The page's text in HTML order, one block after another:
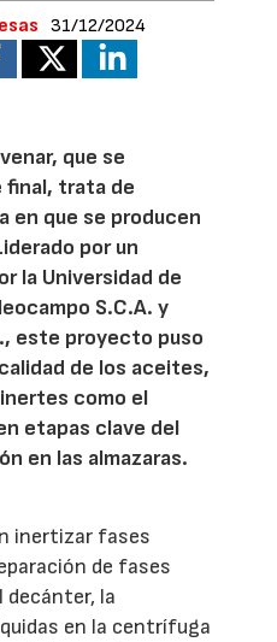
31/12/2024
que se
final, trata de
en que se producen
por un
la Universidad de
S.C.A. y
este proyecto puso
de los aceites,
como el
etapas clave del
en las almazaras.
inertizar fases
de fases
decánter, la
en la centrífuga